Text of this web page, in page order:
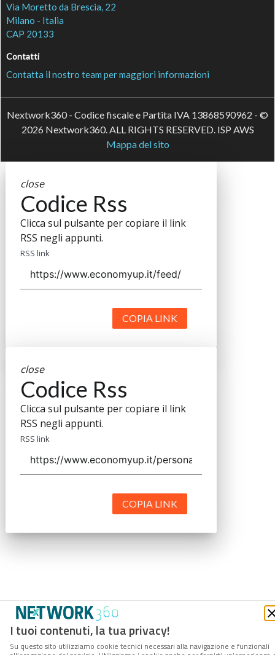
I tuoi contenuti, la tua privacy!
Su questo sito utilizziamo cookie tecnici necessari alla navigazione e funzionali
Via Moretto da Brescia, 22
Milano - Italia
CAP 20133
Contatti
Contatta il nostro team per maggiori informazioni
Nextwork360 - Codice fiscale e Partita IVA 13868590962 - ©
2026 Nextwork360. ALL RIGHTS RESERVED. ISP AWS
Mappa del sito
close
Codice Rss
Clicca sul pulsante per copiare il link
RSS negli appunti.
RSS link
COPIA LINK
close
Codice Rss
Clicca sul pulsante per copiare il link
RSS negli appunti.
RSS link
COPIA LINK